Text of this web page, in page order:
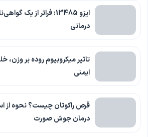
ایزو 13485: فراتر از
درمانی
تاثیر میکروبیوم روده بر
ایمنی
قرص راکوتان چیست؟ نحوه از
درمان جوش صورت